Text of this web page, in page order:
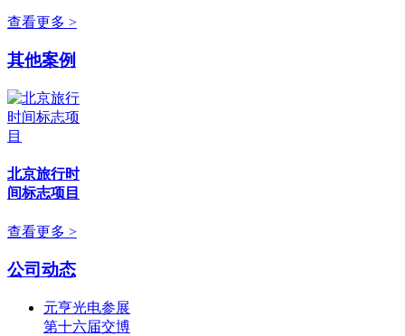
查看更多 >
其他案例
北京旅行时
间标志项目
查看更多 >
公司动态
元亨光电参展
第十六届交博